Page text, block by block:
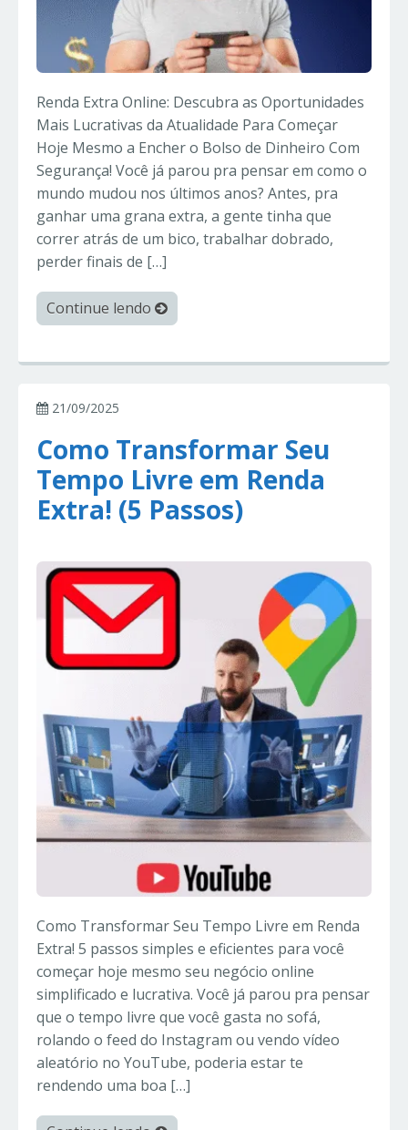
Renda Extra Online: Descubra as Oportunidades
Mais Lucrativas da Atualidade Para Começar
Hoje Mesmo a Encher o Bolso de Dinheiro Com
Segurança! Você já parou pra pensar em como o
mundo mudou nos últimos anos? Antes, pra
ganhar uma grana extra, a gente tinha que
correr atrás de um bico, trabalhar dobrado,
perder finais de […]
Continue lendo
21/09/2025
Como Transformar Seu
Tempo Livre em Renda
Extra! (5 Passos)
Como Transformar Seu Tempo Livre em Renda
Extra! 5 passos simples e eficientes para você
começar hoje mesmo seu negócio online
simplificado e lucrativa. Você já parou pra pensar
que o tempo livre que você gasta no sofá,
rolando o feed do Instagram ou vendo vídeo
aleatório no YouTube, poderia estar te
rendendo uma boa […]